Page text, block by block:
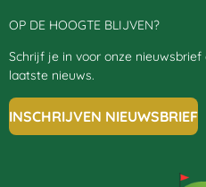
OP DE HOOGTE BLIJVEN?
Schrijf je in voor onze
laatste nieuws.
INSCHRIJVEN NIEUWSBRIEF